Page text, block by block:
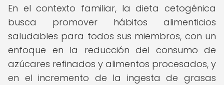
En el contexto familiar, la dieta cetogénica
busca promover hábitos alimenticios
saludables para todos sus miembros, con un
enfoque en la reducción del consumo de
azúcares refinados y alimentos procesados, y
en el incremento de la ingesta de grasas